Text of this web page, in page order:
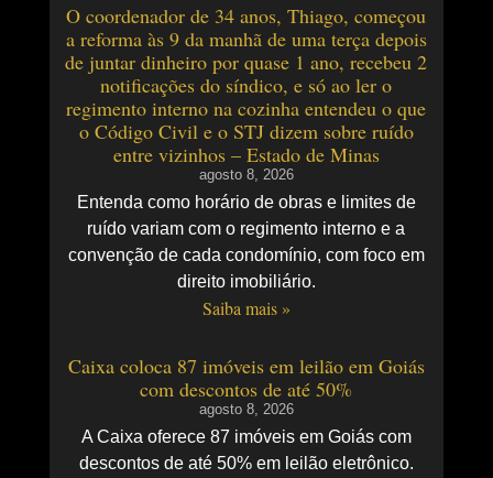
O coordenador de 34 anos, Thiago, começou
a reforma às 9 da manhã de uma terça depois
de juntar dinheiro por quase 1 ano, recebeu 2
notificações do síndico, e só ao ler o
regimento interno na cozinha entendeu o que
o Código Civil e o STJ dizem sobre ruído
entre vizinhos – Estado de Minas
agosto 8, 2026
Entenda como horário de obras e limites de
ruído variam com o regimento interno e a
convenção de cada condomínio, com foco em
direito imobiliário.
Saiba mais »
Caixa coloca 87 imóveis em leilão em Goiás
com descontos de até 50%
agosto 8, 2026
A Caixa oferece 87 imóveis em Goiás com
descontos de até 50% em leilão eletrônico.